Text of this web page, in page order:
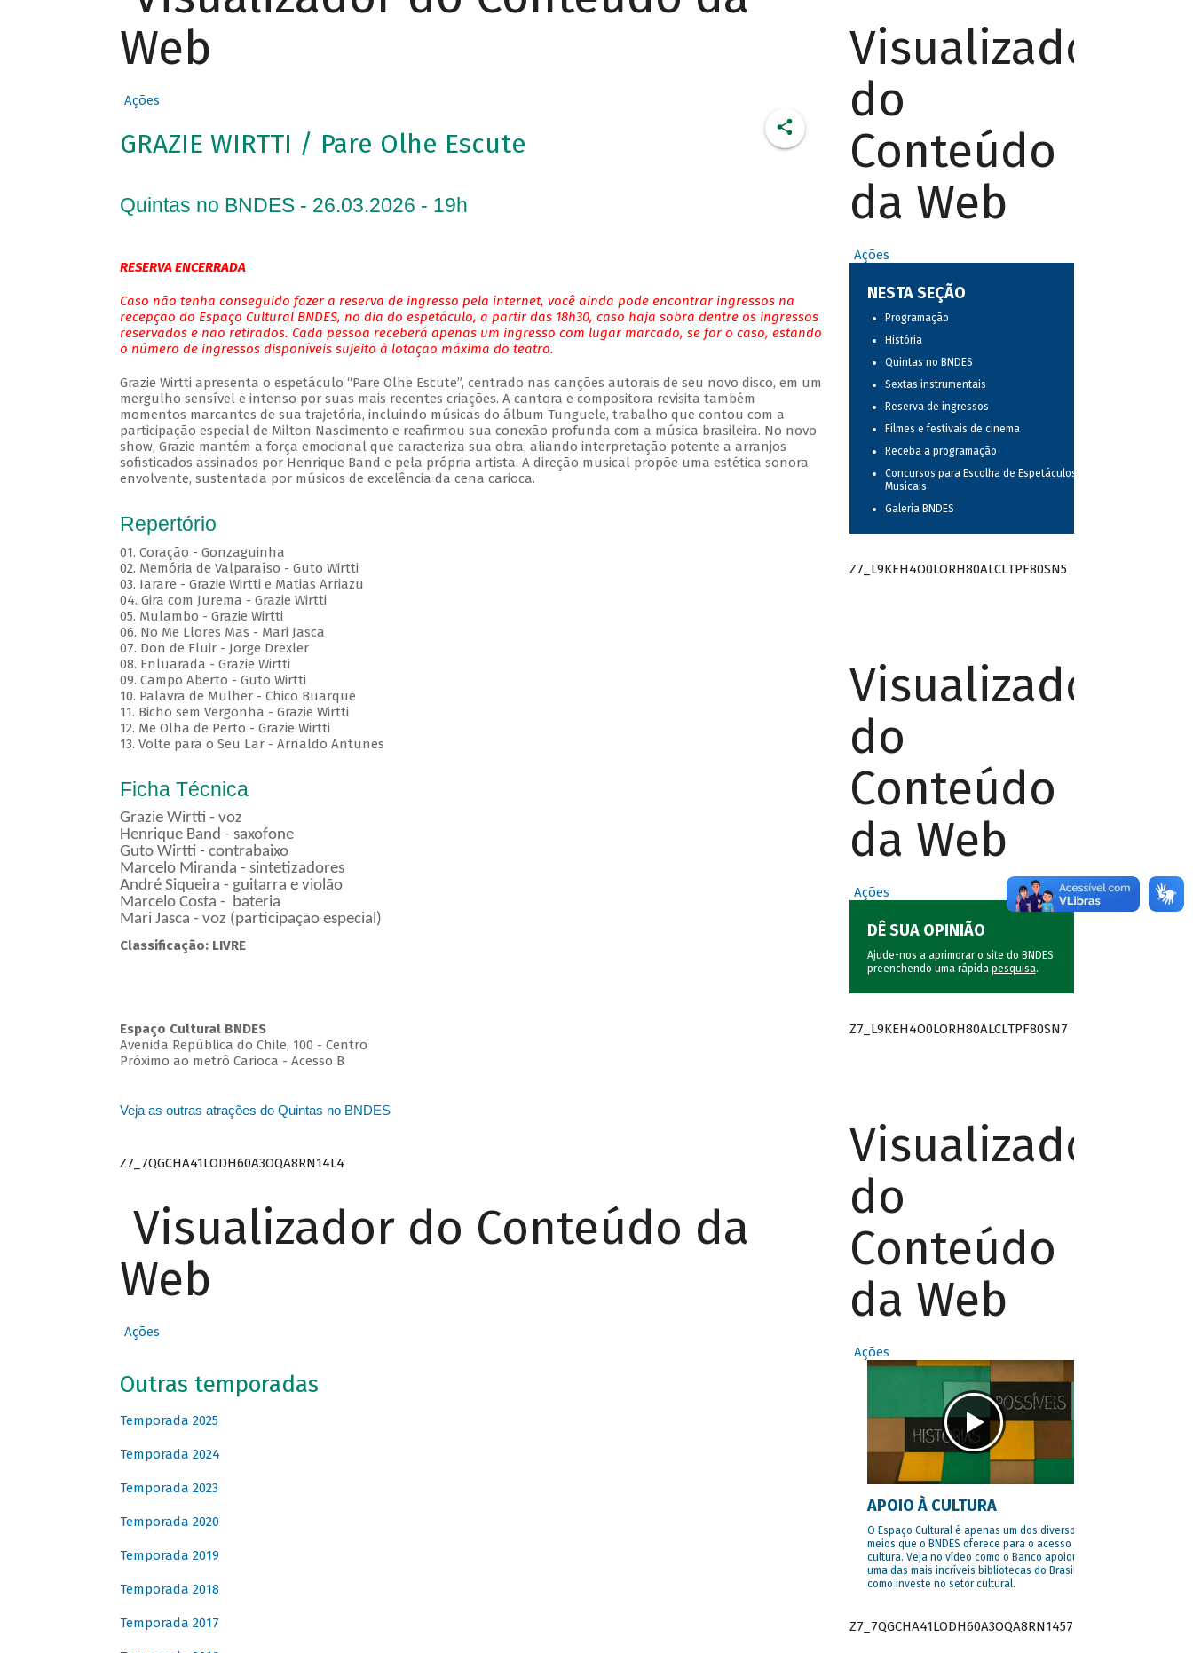
Web
Ações
GRAZIE WIRTTI / Pare Olhe Escute
Quintas no BNDES - 26.03.2026 - 19h
RESERVA ENCERRADA
Caso não tenha conseguido fazer a reserva de ingresso pela internet, você ainda pode encontrar ingressos na
recepção do Espaço Cultural BNDES, no dia do espetáculo, a partir das 18h30, caso haja sobra dentre os ingressos
reservados e não retirados. Cada pessoa receberá apenas um ingresso com lugar marcado, se for o caso, estando
o número de ingressos disponíveis sujeito à lotação máxima do teatro.
Grazie Wirtti apresenta o espetáculo “Pare Olhe Escute”, centrado nas canções autorais de seu novo disco, em um
mergulho sensível e intenso por suas mais recentes criações. A cantora e compositora revisita também
momentos marcantes de sua trajetória, incluindo músicas do álbum Tunguele, trabalho que contou com a
participação especial de Milton Nascimento e reafirmou sua conexão profunda com a música brasileira. No novo
show, Grazie mantém a força emocional que caracteriza sua obra, aliando interpretação potente a arranjos
sofisticados assinados por Henrique Band e pela própria artista. A direção musical propõe uma estética sonora
envolvente, sustentada por músicos de excelência da cena carioca.
Repertório
01. Coração - Gonzaguinha
02. Memória de Valparaíso - Guto Wirtti
03. Iarare - Grazie Wirtti e Matias Arriazu
04. Gira com Jurema - Grazie Wirtti
05. Mulambo - Grazie Wirtti
06. No Me Llores Mas - Mari Jasca
07. Don de Fluir - Jorge Drexler
08. Enluarada - Grazie Wirtti
09. Campo Aberto - Guto Wirtti
10. Palavra de Mulher - Chico Buarque
11. Bicho sem Vergonha - Grazie Wirtti
12. Me Olha de Perto - Grazie Wirtti
13. Volte para o Seu Lar - Arnaldo Antunes
Ficha Técnica
Grazie Wirtti - voz
Henrique Band - saxofone
Guto Wirtti - contrabaixo
Marcelo Miranda - sintetizadores
André Siqueira - guitarra e violão
Marcelo Costa - bateria
Mari Jasca - voz (participação especial)
Classificação: LIVRE
Espaço Cultural BNDES
Avenida República do Chile, 100 - Centro
Próximo ao metrô Carioca - Acesso B
Veja as outras atrações do Quintas no BNDES
Z7_7QGCHA41LODH60A3OQA8RN14L4
Visualizador do Conteúdo da
Web
Ações
Outras temporadas
Temporada 2025
Temporada 2024
Temporada 2023
Temporada 2020
Temporada 2019
Temporada 2018
Temporada 2017
Visualizador
do
Conteúdo
da Web
Ações
NESTA SEÇÃO
Programação
História
Quintas no BNDES
Sextas instrumentais
Reserva de ingressos
Filmes e festivais de cinema
Receba a programação
Concursos para Escolha de Espetáculos
Musicais
Galeria BNDES
Z7_L9KEH4O0LORH80ALCLTPF80SN5
Visualizador
do
Conteúdo
da Web
Ações
DÊ SUA OPINIÃO
Ajude-nos a aprimorar o site do BNDES
preenchendo uma rápida pesquisa.
Z7_L9KEH4O0LORH80ALCLTPF80SN7
Visualizador
do
Conteúdo
da Web
Ações
APOIO À CULTURA
O Espaço Cultural é apenas um dos diversos
meios que o BNDES oferece para o acesso à
cultura. Veja no vídeo como o Banco apoiou
uma das mais incríveis bibliotecas do Brasil e
como investe no setor cultural.
Z7_7QGCHA41LODH60A3OQA8RN1457